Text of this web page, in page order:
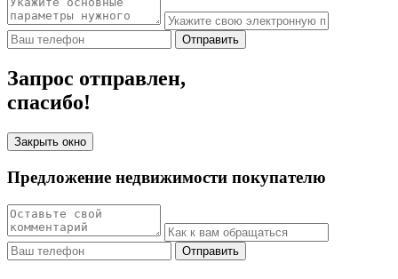
Отправить
Запрос отправлен,
спасибо!
Закрыть окно
Предложение недвижимости покупателю
Отправить